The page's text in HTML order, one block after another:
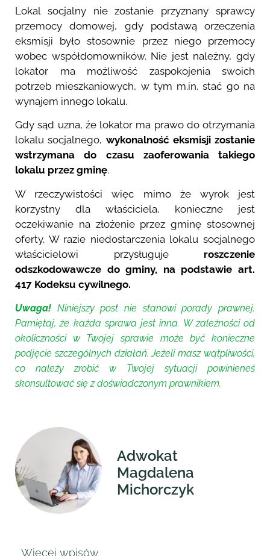
Lokal socjalny nie zostanie przyznany sprawcy
przemocy domowej, gdy podstawą orzeczenia
eksmisji było stosownie przez niego przemocy
wobec współdomowników. Nie jest należny, gdy
lokator ma możliwość zaspokojenia swoich
potrzeb mieszkaniowych, w tym m.in. stać go na
wynajem innego lokalu.
Gdy sąd uzna, że lokator ma prawo do otrzymania
lokalu socjalnego, wykonalność eksmisji zostanie
wstrzymana do czasu zaoferowania takiego
lokalu przez gminę.
W rzeczywistości więc mimo że wyrok jest
korzystny dla właściciela, konieczne jest
oczekiwanie na złożenie przez gminę stosownej
oferty. W razie niedostarczenia lokalu socjalnego
właścicielowi przysługuje roszczenie
odszkodowawcze do gminy, na podstawie art.
417 Kodeksu cywilnego.
Uwaga! Niniejszy post nie stanowi porady prawnej.
Pamiętaj, że każda sprawa jest inna. W zależności od
okoliczności w Twojej sprawie może być konieczne
podjęcie szczególnych działań. Jeżeli masz wątpliwości,
co należy zrobić w Twojej sytuacji powinieneś
skonsultować się z doświadczonym prawnikiem.
Adwokat
Magdalena
Michorczyk
Więcej wpisów